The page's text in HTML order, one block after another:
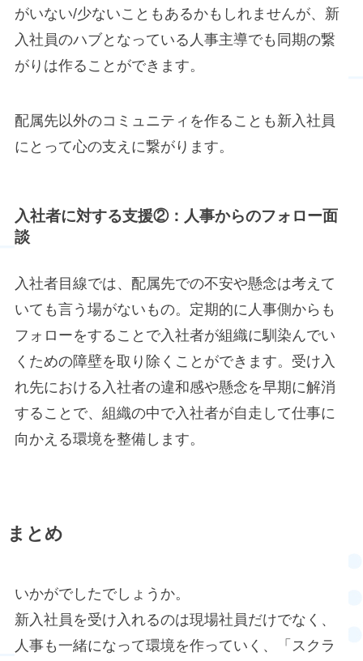
がいない/少ないこともあるかもしれませんが、新
入社員のハブとなっている人事主導でも同期の繋
がりは作ることができます。
配属先以外のコミュニティを作ることも新入社員
にとって心の支えに繋がります。
入社者に対する支援②：人事からのフォロー面
談
入社者目線では、配属先での不安や懸念は考えて
いても言う場がないもの。定期的に人事側からも
フォローをすることで入社者が組織に馴染んでい
くための障壁を取り除くことができます。受け入
れ先における入社者の違和感や懸念を早期に解消
することで、組織の中で入社者が自走して仕事に
向かえる環境を整備します。
まとめ
いかがでしたでしょうか。
新入社員を受け入れるのは現場社員だけでなく、
人事も一緒になって環境を作っていく、「スクラ